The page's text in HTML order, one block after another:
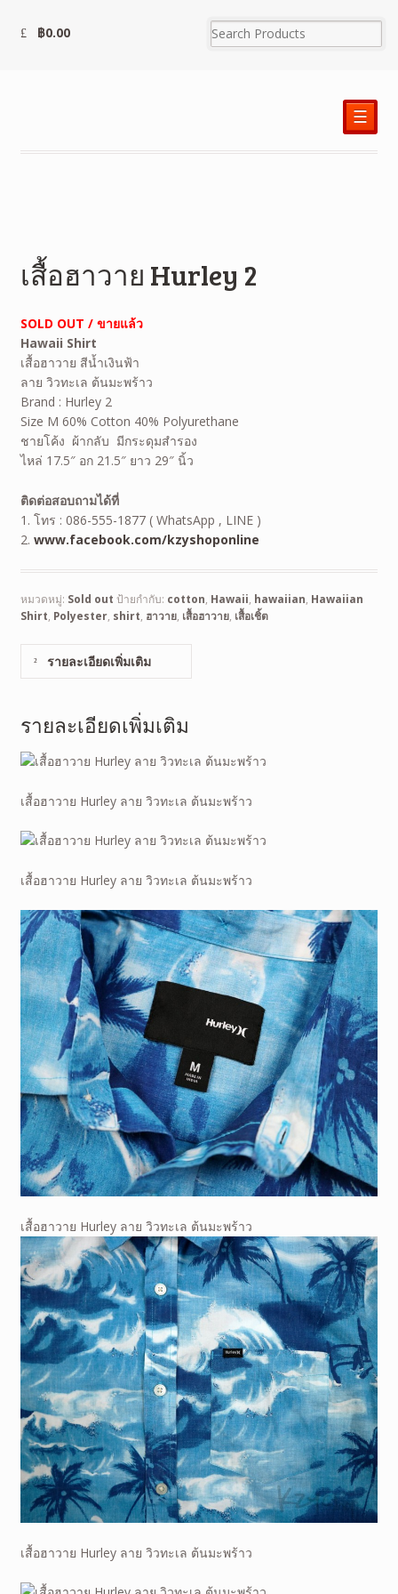
฿0.00
☰
เสื้อฮาวาย Hurley 2
SOLD OUT / ขายแล้ว
Hawaii Shirt
เสื้อฮาวาย สีน้ำเงินฟ้า
ลาย วิวทะเล ต้นมะพร้าว
Brand : Hurley 2
Size M 60% Cotton 40% Polyurethane
ชายโค้ง ผ้ากลับ มีกระดุมสำรอง
ไหล่ 17.5″ อก 21.5″ ยาว 29″ นิ้ว
ติดต่อสอบถามได้ที่
1. โทร : 086-555-1877 ( WhatsApp , LINE )
2. www.facebook.com/kzyshoponline
หมวดหมู่: Sold out ป้ายกำกับ: cotton, Hawaii, hawaiian, Hawaiian
Shirt, Polyester, shirt, ฮาวาย, เสื้อฮาวาย, เสื้อเชิ้ต
รายละเอียดเพิ่มเติม
รายละเอียดเพิ่มเติม
เสื้อฮาวาย Hurley ลาย วิวทะเล ต้นมะพร้าว
เสื้อฮาวาย Hurley ลาย วิวทะเล ต้นมะพร้าว
เสื้อฮาวาย Hurley ลาย วิวทะเล ต้นมะพร้าว
เสื้อฮาวาย Hurley ลาย วิวทะเล ต้นมะพร้าว